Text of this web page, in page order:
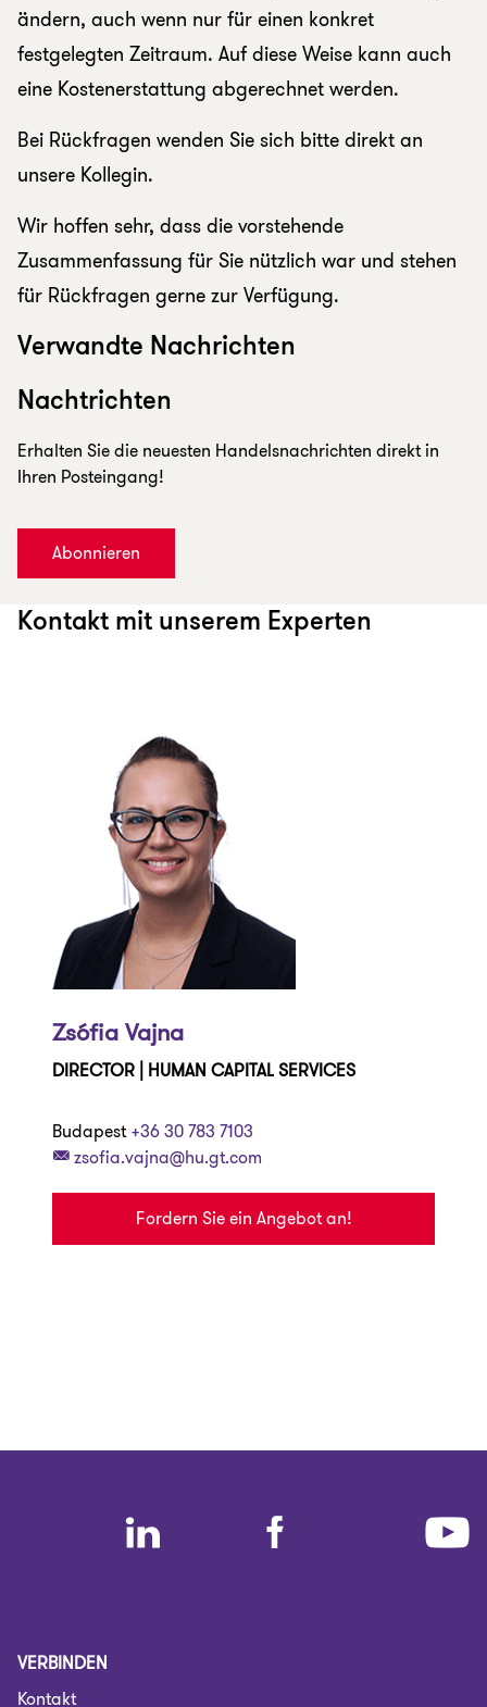
ändern, auch wenn nur für einen konkret
festgelegten Zeitraum. Auf diese Weise kann auch
eine Kostenerstattung abgerechnet werden.
Bei Rückfragen wenden Sie sich bitte direkt an
unsere Kollegin.
Wir hoffen sehr, dass die vorstehende
Zusammenfassung für Sie nützlich war und stehen
für Rückfragen gerne zur Verfügung.
Verwandte Nachrichten
Nachtrichten
Erhalten Sie die neuesten Handelsnachrichten direkt in
Ihren Posteingang!
Abonnieren
Kontakt mit unserem Experten
Zsófia Vajna
DIRECTOR | HUMAN CAPITAL SERVICES
Budapest +36 30 783 7103
zsofia.vajna@hu.gt.com
Fordern Sie ein Angebot an!
VERBINDEN
Kontakt